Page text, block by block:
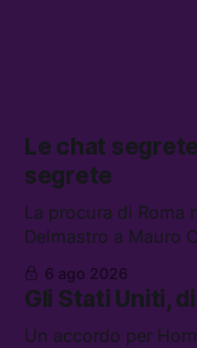
Le chat
segrete
La procura di Roma
Delmastro a Mauro
attacchi in Libano, il
flessibilità in armi e
abbandonata
6 ago 2026
Gli Stati Uniti,
Un accordo per